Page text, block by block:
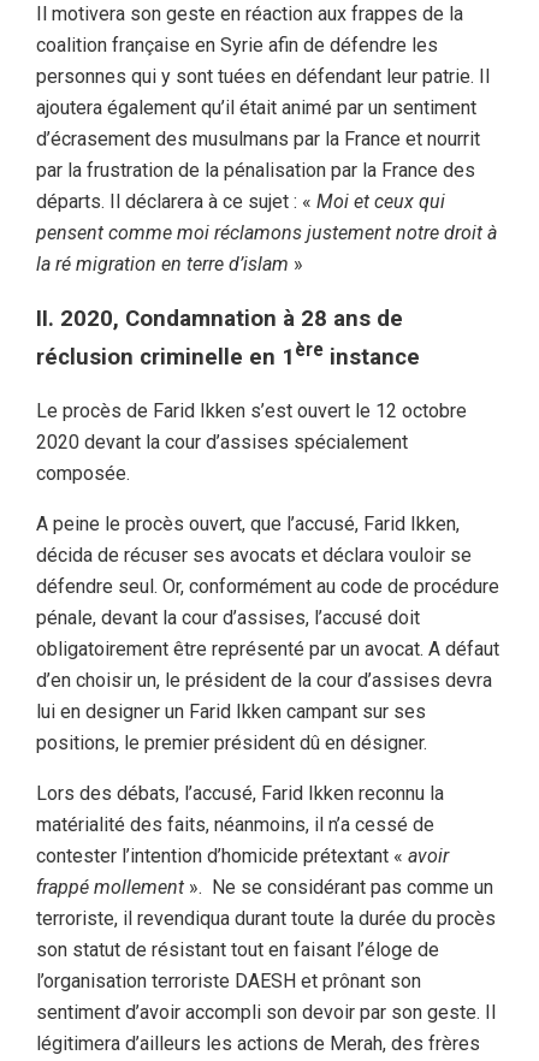
Il motivera son geste en réaction aux frappes de la
coalition française en Syrie afin de défendre les
personnes qui y sont tuées en défendant leur patrie. Il
ajoutera également qu’il était animé par un sentiment
d’écrasement des musulmans par la France et nourrit
par la frustration de la pénalisation par la France des
départs. Il déclarera à ce sujet : « Moi et ceux qui
pensent comme moi réclamons justement notre droit à
la ré migration en terre d’islam »
II. 2020, Condamnation à 28 ans de
réclusion criminelle en 1 ère instance
Le procès de Farid Ikken s’est ouvert le 12 octobre
2020 devant la cour d’assises spécialement
composée.
A peine le procès ouvert, que l’accusé, Farid Ikken,
décida de récuser ses avocats et déclara vouloir se
défendre seul. Or, conformément au code de procédure
pénale, devant la cour d’assises, l’accusé doit
obligatoirement être représenté par un avocat. A défaut
d’en choisir un, le président de la cour d’assises devra
lui en designer un Farid Ikken campant sur ses
positions, le premier président dû en désigner.
Lors des débats, l’accusé, Farid Ikken reconnu la
matérialité des faits, néanmoins, il n’a cessé de
contester l’intention d’homicide prétextant « avoir
frappé mollement ». Ne se considérant pas comme un
terroriste, il revendiqua durant toute la durée du procès
son statut de résistant tout en faisant l’éloge de
l’organisation terroriste DAESH et prônant son
sentiment d’avoir accompli son devoir par son geste. Il
légitimera d’ailleurs les actions de Merah, des frères